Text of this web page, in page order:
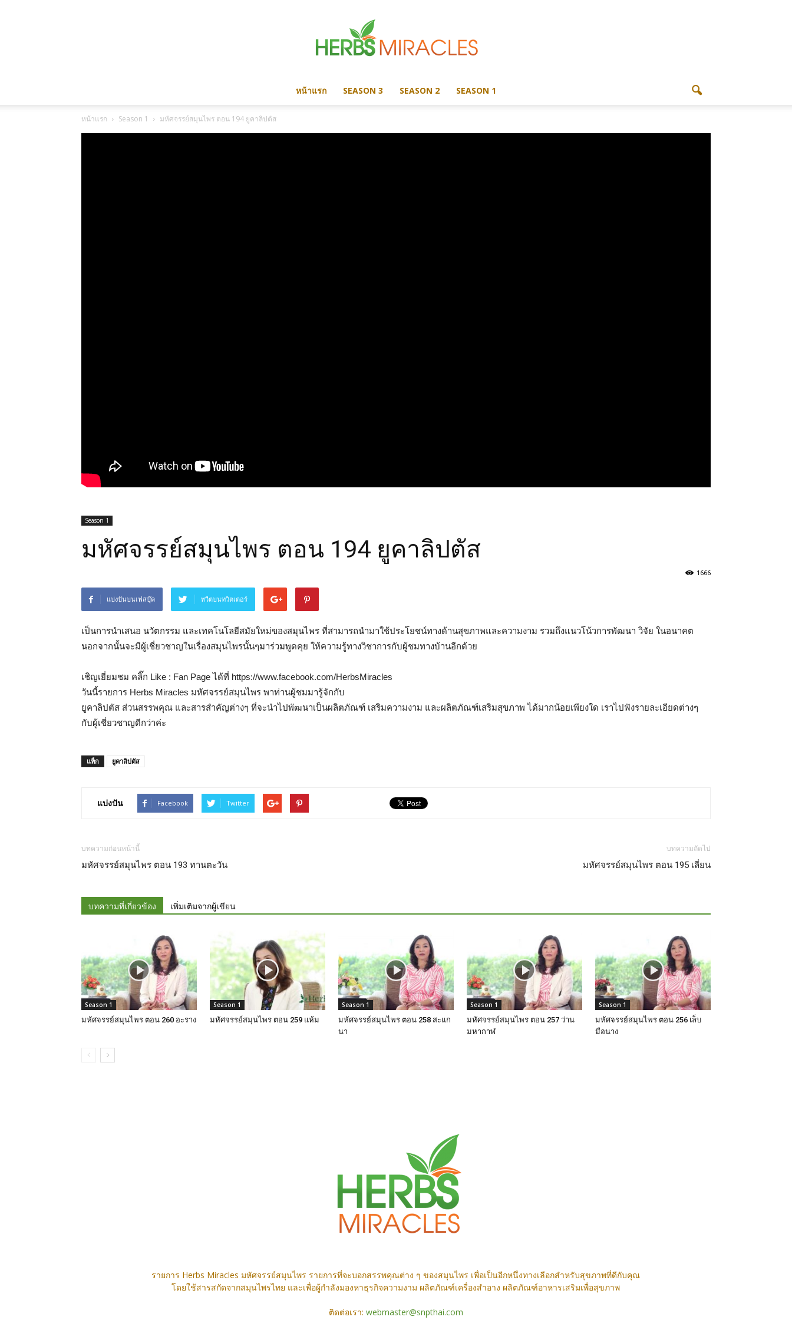
หน้าแรก SEASON 3 SEASON 2 SEASON 1
หน้าแรก Season 1 มหัศจรรย์สมุนไพร ตอน 194 ยูคาลิปตัส
Season 1
มหัศจรรย์สมุนไพร ตอน 194 ยูคาลิปตัส
1666
แบ่งปันบนเฟสบุ๊ค ทวีตบนทวิตเตอร์
เป็นการนำเสนอ นวัตกรรม และเทคโนโลยีสมัยใหม่ของสมุนไพร ที่สามารถนำมาใช้ประโยชน์ทางด้านสุขภาพและความงาม รวมถึงแนวโน้วการพัฒนา วิจัย ในอนาคต
นอกจากนั้นจะมีผู้เชี่ยวชาญในเรื่องสมุนไพรนั้นๆมาร่วมพูดคุย ให้ความรู้ทางวิชาการกับผู้ชมทางบ้านอีกด้วย
เชิญเยี่ยมชม คลิ๊ก Like : Fan Page ได้ที่ https://www.facebook.com/HerbsMiracles
วันนี้รายการ Herbs Miracles มหัศจรรย์สมุนไพร พาท่านผู้ชมมารู้จักกับ
ยูคาลิปตัส ส่วนสรรพคุณ และสารสำคัญต่างๆ ที่จะนำไปพัฒนาเป็นผลิตภัณฑ์ เสริมความงาม และผลิตภัณฑ์เสริมสุขภาพ ได้มากน้อยเพียงใด เราไปฟังรายละเอียดต่างๆ
กับผู้เชี่ยวชาญดีกว่าค่ะ
แท็ก ยูคาลิปตัส
แบ่งปัน Facebook Twitter
บทความก่อนหน้านี้
มหัศจรรย์สมุนไพร ตอน 193 ทานตะวัน
บทความถัดไป
มหัศจรรย์สมุนไพร ตอน 195 เลี่ยน
บทความที่เกี่ยวข้อง เพิ่มเติมจากผู้เขียน
Season 1
มหัศจรรย์สมุนไพร ตอน 260 อะราง
Season 1
มหัศจรรย์สมุนไพร ตอน 259 แห้ม
Season 1
มหัศจรรย์สมุนไพร ตอน 258 สะแก
นา
Season 1
มหัศจรรย์สมุนไพร ตอน 257 ว่าน
มหากาฬ
Season 1
มหัศจรรย์สมุนไพร ตอน 256 เล็บ
มือนาง
รายการ Herbs Miracles มหัศจรรย์สมุนไพร รายการที่จะบอกสรรพคุณต่าง ๆ ของสมุนไพร เพื่อเป็นอีกหนึ่งทางเลือกสำหรับสุขภาพที่ดีกับคุณ
โดยใช้สารสกัดจากสมุนไพรไทย และเพื่อผู้กำลังมองหาธุรกิจความงาม ผลิตภัณฑ์เครื่องสำอาง ผลิตภัณฑ์อาหารเสริมเพื่อสุขภาพ
ติดต่อเรา: webmaster@snpthai.com